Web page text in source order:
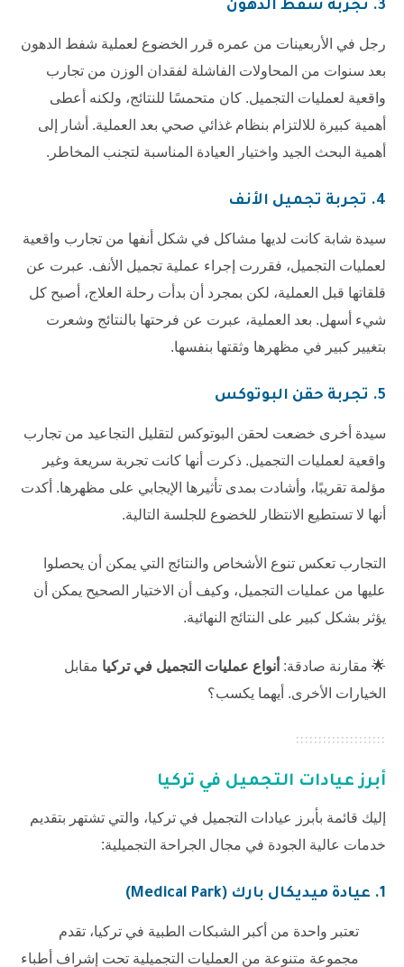
3. تجربة شفط الدهون
رجل في الأربعينات من عمره قرر الخضوع لعملية شفط الدهون
بعد سنوات من المحاولات الفاشلة لفقدان الوزن من تجارب
واقعية لعمليات التجميل. كان متحمسًا للنتائج، ولكنه أعطى
أهمية كبيرة للالتزام بنظام غذائي صحي بعد العملية. أشار إلى
أهمية البحث الجيد واختيار العيادة المناسبة لتجنب المخاطر.
4. تجربة تجميل الأنف
سيدة شابة كانت لديها مشاكل في شكل أنفها من تجارب واقعية
لعمليات التجميل، فقررت إجراء عملية تجميل الأنف. عبرت عن
قلقاتها قبل العملية، لكن بمجرد أن بدأت رحلة العلاج، أصبح كل
شيء أسهل. بعد العملية، عبرت عن فرحتها بالنتائج وشعرت
بتغيير كبير في مظهرها وثقتها بنفسها.
5. تجربة حقن البوتوكس
سيدة أخرى خضعت لحقن البوتوكس لتقليل التجاعيد من تجارب
واقعية لعمليات التجميل. ذكرت أنها كانت تجربة سريعة وغير
مؤلمة تقريبًا، وأشادت بمدى تأثيرها الإيجابي على مظهرها. أكدت
أنها لا تستطيع الانتظار للخضوع للجلسة التالية.
التجارب تعكس تنوع الأشخاص والنتائج التي يمكن أن يحصلوا
عليها من عمليات التجميل، وكيف أن الاختيار الصحيح يمكن أن
يؤثر بشكل كبير على النتائج النهائية.
🌟 مقارنة صادقة: أنواع عمليات التجميل في تركيا مقابل
الخيارات الأخرى. أيهما يكسب؟
أبرز عيادات التجميل في تركيا
إليك قائمة بأبرز عيادات التجميل في تركيا، والتي تشتهر بتقديم
خدمات عالية الجودة في مجال الجراحة التجميلية:
1. عيادة ميديكال بارك (Medical Park)
تعتبر واحدة من أكبر الشبكات الطبية في تركيا، تقدم
مجموعة متنوعة من العمليات التجميلية تحت إشراف أطباء